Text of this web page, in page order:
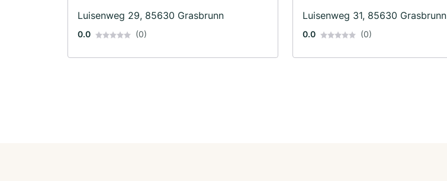
Luisenweg 29, 85630 Grasbrunn
0.0 (0)
Luisenweg 31, 85630 Grasbrunn
0.0 (0)